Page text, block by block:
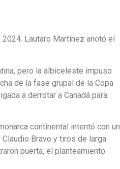
Lautaro Martínez anotó el
pero la albiceleste impuso
de la fase grupal de la Copa
a derrotar a Canadá para
continental intentó con un
Bravo y tiros de larga
puerta, el planteamiento